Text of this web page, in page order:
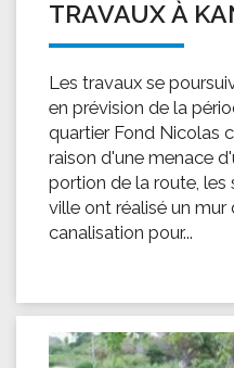
TRAVAUX À
Les travaux se
en prévision de la
quartier Fond Nicolas
raison d'une menace
portion de la route, les
ville ont réalisé un
canalisation pour...